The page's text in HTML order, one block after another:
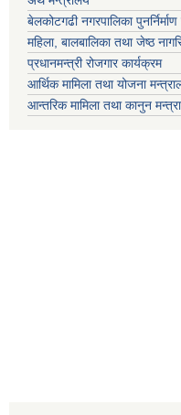
बेलकोटगढी नगरपालिका
महिला, बालबालिका तथा जेष्ठ
प्रधानमन्त्री रोजगार कार्यक्रम
आर्थिक मामिला तथा योजना
आन्तरिक मामिला तथा कानुन